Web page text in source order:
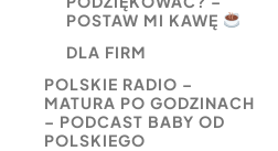
POSTAW MI KAWĘ
DLA FIRM
POLSKIE RADIO –
MATURA PO GODZINACH
– PODCAST BABY OD
POLSKIEGO